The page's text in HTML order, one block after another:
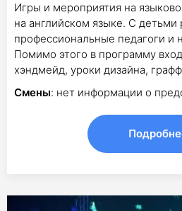
Игры и мероприятия на
на английском языке. С детьми
профессиональные педагоги и
Помимо этого в программу
хэндмейд, уроки дизайна,
Смены: нет информации о